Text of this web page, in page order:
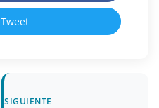
Tweet
SIGUIENTE